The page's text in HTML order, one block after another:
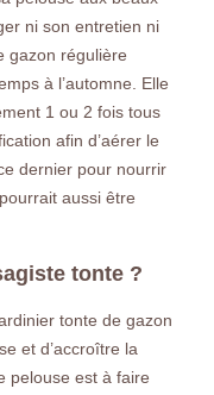
ni son entretien ni
gazon régulière
à l’automne. Elle
1 ou 2 fois tous
afin d’aérer le
dernier pour nourrir
aussi être
tonte ?
tonte de gazon
et d’accroître la
pelouse est à faire